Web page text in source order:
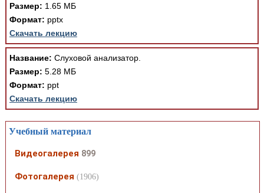
Размер: 1.65 МБ
Формат: pptx
Скачать лекцию
Название: Слуховой анализатор.
Размер: 5.28 МБ
Формат: ppt
Скачать лекцию
Учебный материал
Видеогалерея 899
Фотогалерея (1906)